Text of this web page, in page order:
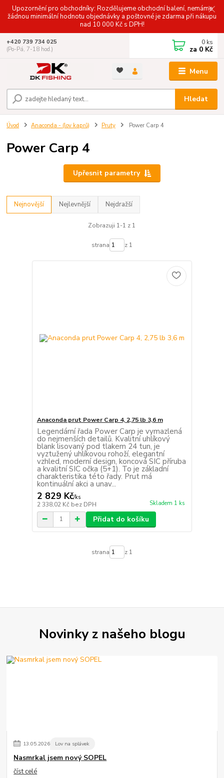
Upozornění pro obchodníky: Rozdělujeme obchodní balení, nemáme
žádnou minimální hodnotu objednávky a poštovné je zdarma při nákupu
nad 10 000 Kč s DPH!
Menu
Hledat
+420 739 734 025
(Po-Pá, 7-18 hod.)
0 ks
za 0 Kč
Úvod Anaconda - (lov kaprů) Pruty Power Carp 4
Power Carp 4
Upřesnit parametry
Nejnovější Nejlevnější Nejdražší
Zobrazuji 1-1 z 1
strana z 1
Anaconda prut Power Carp 4, 2,75 lb 3,6 m
Legendární řada Power Carp je vymazlená
do nejmenších detailů. Kvalitní uhlíkový
blank lisovaný pod tlakem 24 tun, je
vyztužený uhlíkovou rohoží, elegantní
vzhled, moderní design, koncová SIC příruba
a kvalitní SIC očka (5+1). To je základní
charakteristika této řady. Prut má
kontinuální akci a unav...
2 829 Kč/ks
2 338,02 Kč bez DPH Skladem 1 ks
Přidat do košíku
strana z 1
Novinky z našeho blogu
13.05.2026 Lov na splávek
Nasmrkal jsem nový SOPEL
číst celé